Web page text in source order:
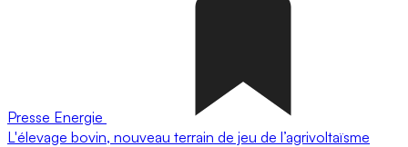
Presse Energie
L'élevage bovin, nouveau terrain de jeu de l’agrivoltaïsme